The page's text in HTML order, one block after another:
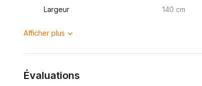
Largeur 140 cm
Afficher plus
Évaluations